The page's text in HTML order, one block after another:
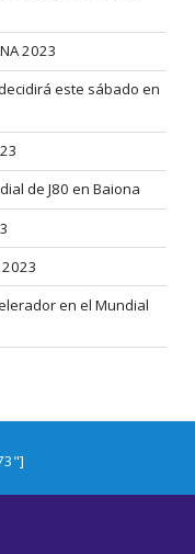
2023
este sábado en
de J80 en Baiona
2023
en el Mundial